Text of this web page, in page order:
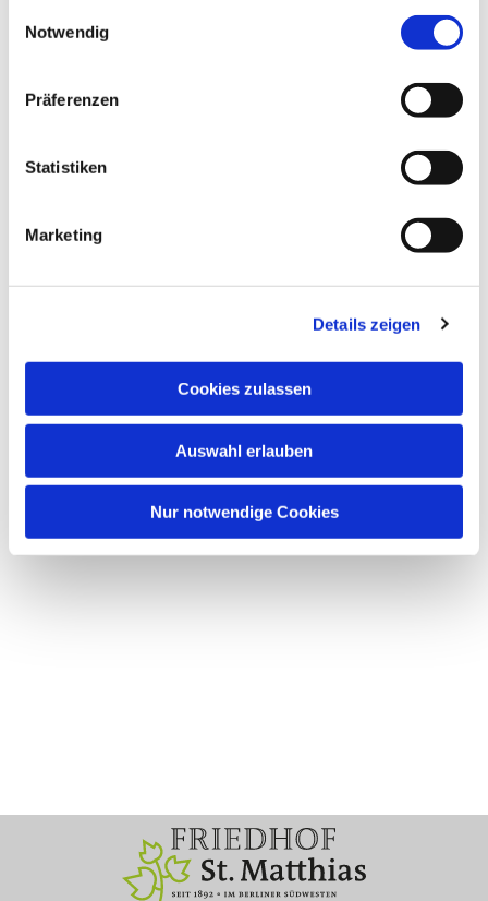
Notwendig
Präferenzen
Statistiken
Marketing
Details zeigen
Cookies zulassen
Auswahl erlauben
Nur notwendige Cookies